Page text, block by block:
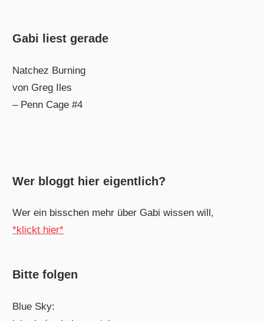
Gabi liest gerade
Natchez Burning
von Greg Iles
– Penn Cage #4
Wer bloggt hier eigentlich?
Wer ein bisschen mehr über Gabi wissen will,
*klickt hier*
Bitte folgen
Blue Sky: